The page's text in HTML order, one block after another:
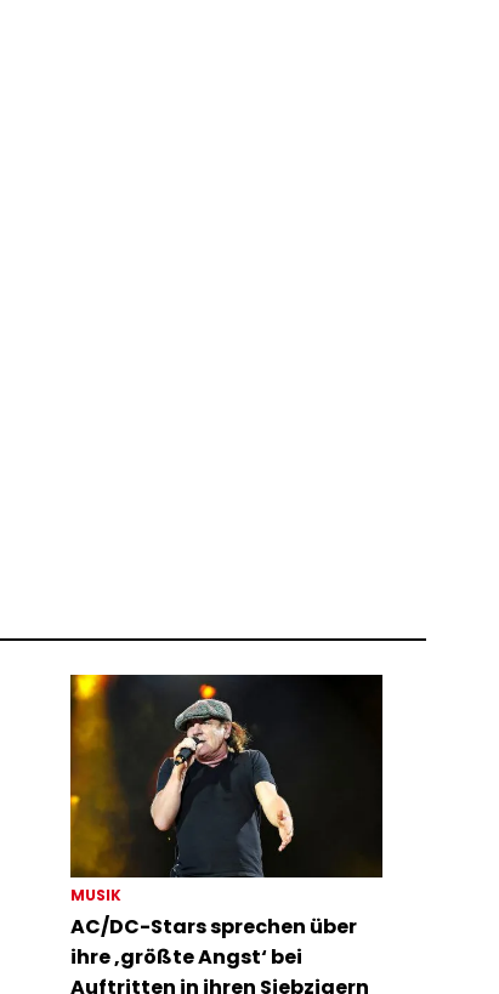
MUSIK
AC/DC-Stars sprechen über
ihre ‚größte Angst‘ bei
Auftritten in ihren Siebzigern